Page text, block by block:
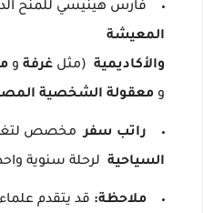
فارس هينيسي للمنح
المعيشة
والأكاديمية (مثل غرفة و
و معقولة الشخصية
راتب سفرمخصص
السياحية لرحلة سنوية
ملاحظة: